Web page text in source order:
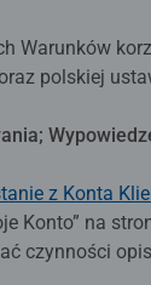
Warunków
polskiej
z Konta
Konto” na
czynności